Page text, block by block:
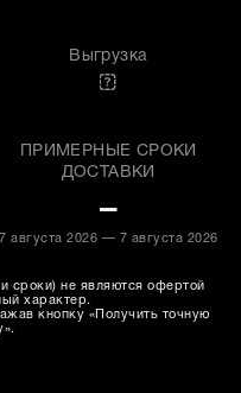
Выгрузка
ПРИМЕРНЫЕ СРОКИ
ДОСТАВКИ
–
7 августа 2026 — 7 августа 2026
сроки) не являются офертой
характер.
кнопку «Получить точную